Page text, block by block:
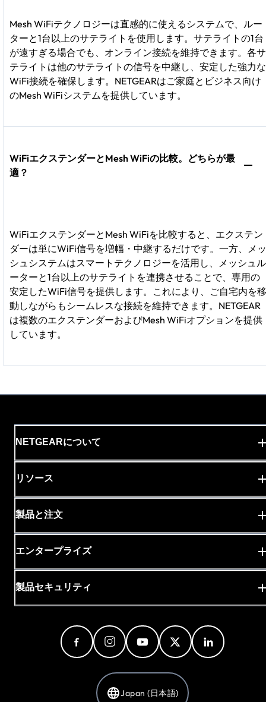
Mesh WiFiテクノロジーは直感的に使えるシステムで、ルー
ターと1台以上のサテライトを使用します。サテライトの1台
が遠すぎる場合でも、オンライン接続を維持できます。各サ
テライトは他のサテライトの信号を中継し、安定した強力な
WiFi接続を確保します。NETGEARはご家庭とビジネス向け
のMesh WiFiシステムを提供しています。
WiFiエクステンダーとMesh WiFiの比較。どちらが最
適？
WiFiエクステンダーとMesh WiFiを比較すると、エクステン
ダーは単にWiFi信号を増幅・中継するだけです。一方、メッ
シュシステムはスマートテクノロジーを活用し、メッシュル
ーターと1台以上のサテライトを連携させることで、専用の
安定したWiFi信号を提供します。これにより、ご自宅内を移
動しながらもシームレスな接続を維持できます。NETGEAR
は複数のエクステンダーおよびMesh WiFiオプションを提供
しています。
NETGEARについて
リソース
製品と注文
エンタープライズ
製品セキュリティ
Japan (日本語)